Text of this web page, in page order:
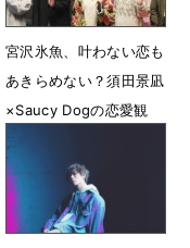
宮沢氷魚、叶わない恋も
あきらめない？須田景凪
×Saucy Dogの恋愛観